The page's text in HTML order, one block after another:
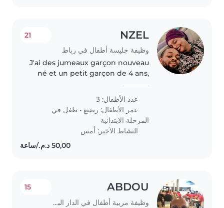
NZEL
وظيفة جليسة أطفال في رباط
21
J'ai des jumeaux garçon nouveau
né et un petit garçon de 4 ans,
jumeaux d'une aide de temps a
autre
عدد الأطفال: 3
عمر الأطفال: رضيع • طفل في
المرحلة الابتدائية
النشاط الأخير: أمس
ABDOU
وظيفة مربية أطفال في الدار البيضاء
15